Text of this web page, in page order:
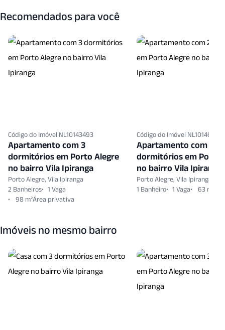
Recomendados para você
Código do Imóvel NL10143493
Apartamento com 3
dormitórios em Porto Alegre
no bairro Vila Ipiranga
Porto Alegre, Vila Ipiranga
2 Banheiros
1 Vaga
98 m²
Código do Imóvel NL10146236
Apartamento com 2
dormitórios em Porto
no bairro Vila Ipiranga
Porto Alegre, Vila Ipiranga
1 Banheiro
1 Vaga 63 m²
Imóveis no mesmo bairro